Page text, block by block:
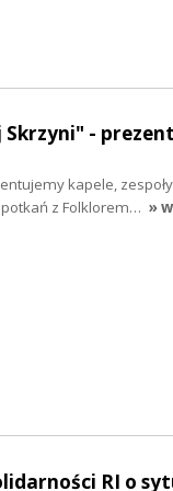
-
kapele,
z Folklorem… »
RI o